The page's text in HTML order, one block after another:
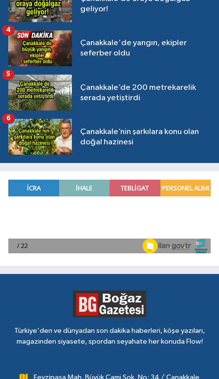
geliyor!
Çanakkale'de yangın, ekipler
seferber oldu
4
Çanakkale’de 200 metrekarelik
serada yetiştirdi
5
Çanakkale’nin şarkılara konu olan
doğal hazinesi
6
Türkiye'den ve dünyadan son dakika haberleri, köşe yazıları,
magazinden siyasete, spordan seyahate her konuda Flow!
Fevzipaşa Mah. Büyük Cami Sok. No: 34 / Çanakkale